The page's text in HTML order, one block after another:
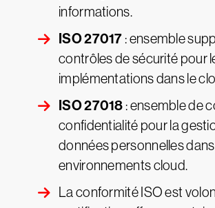
informations.
ISO 27017 : ensemble
contrôles de sécurité pour
implémentations dans le
ISO 27018 : ensemble de
confidentialité pour la
données personnelles
environnements cloud.
La conformité ISO est